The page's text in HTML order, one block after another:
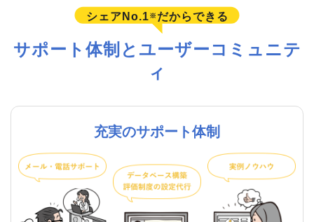
シェアNo.1※ だからできる
サポート体制とユーザーコミュニテ
ィ
充実のサポート体制